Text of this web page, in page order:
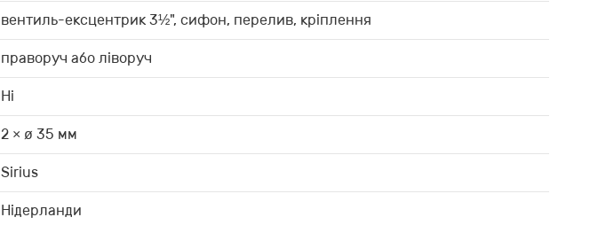
вентиль-ексцентрик 3½", сифон, перелив, кріплення
праворуч або ліворуч
Ні
2 × ø 35 мм
Sirius
Нідерланди